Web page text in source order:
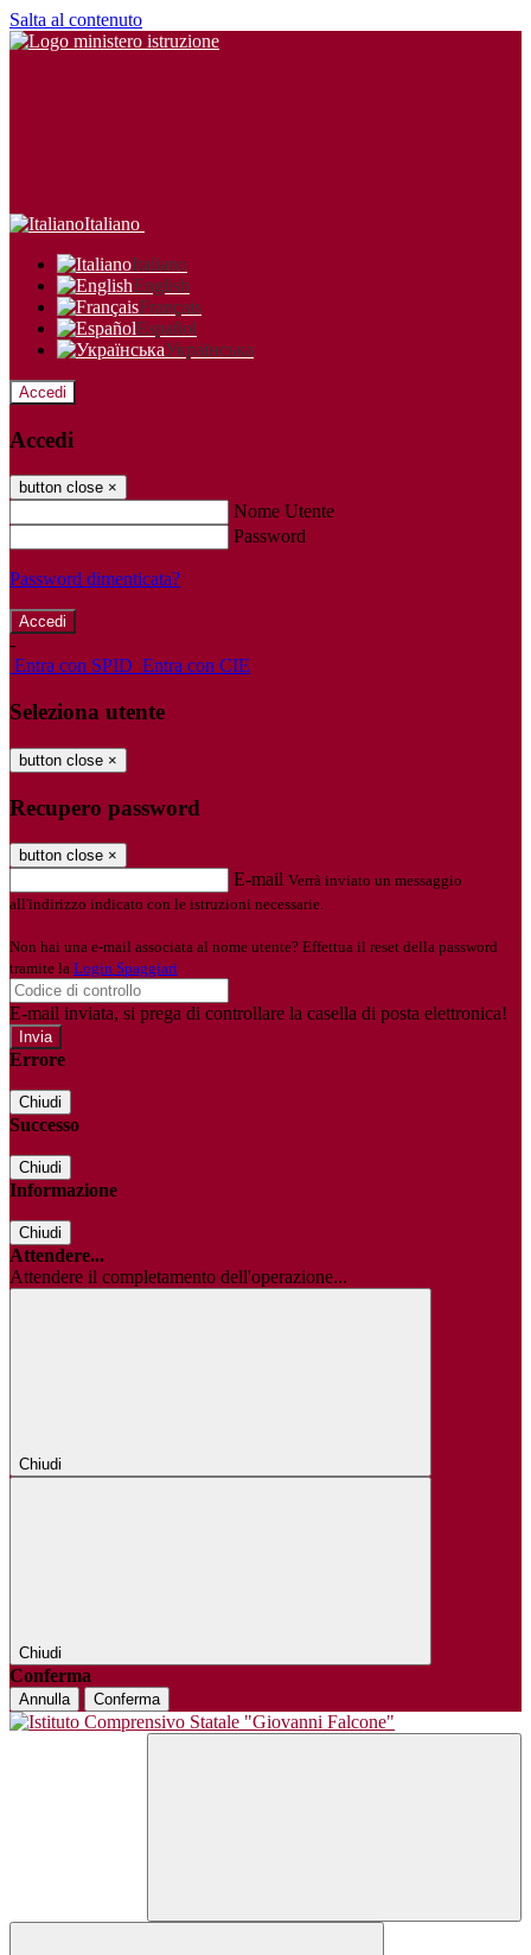
Salta al contenuto
Italiano
Italiano
English
Français
Español
Українська
Accedi
Accedi
button close ×
Nome Utente
Password
Password dimenticata?
-
Entra con SPID Entra con CIE
Seleziona utente
button close ×
Recupero password
button close ×
E-mail Verrà inviato un messaggio
all'indirizzo indicato con le istruzioni necessarie.
Non hai una e-mail associata al nome utente? Effettua il reset della password
tramite la Login Spaggiari
E-mail inviata, si prega di controllare la casella di posta elettronica!
Errore
Chiudi
Successo
Chiudi
Informazione
Chiudi
Attendere...
Attendere il completamento dell'operazione...
Chiudi
Chiudi
Conferma
Annulla Conferma